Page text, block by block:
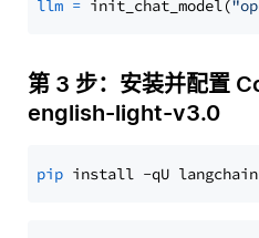
llm = init_chat_model(
第 3 步：安装并配置
english-light-v3.0
pip